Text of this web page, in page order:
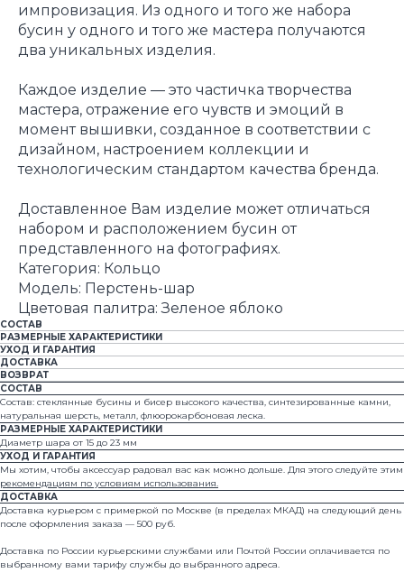
импровизация. Из одного и того же набора
бусин у одного и того же мастера получаются
два уникальных изделия.
Каждое изделие — это частичка творчества
мастера, отражение его чувств и эмоций в
момент вышивки, созданное в соответствии с
дизайном, настроением коллекции и
технологическим стандартом качества бренда.
Доставленное Вам изделие может отличаться
набором и расположением бусин от
представленного на фотографиях.
Категория: Кольцо
Модель: Перстень-шар
Цветовая палитра: Зеленое яблоко
СОСТАВ
РАЗМЕРНЫЕ ХАРАКТЕРИСТИКИ
УХОД И ГАРАНТИЯ
ДОСТАВКА
ВОЗВРАТ
СОСТАВ
Состав: стеклянные бусины и бисер высокого качества, синтезированные камни,
натуральная шерсть, металл, флюорокарбоновая леска.
РАЗМЕРНЫЕ ХАРАКТЕРИСТИКИ
Диаметр шара от 15 до 23 мм
УХОД И ГАРАНТИЯ
Мы хотим, чтобы аксессуар радовал вас как можно дольше. Для этого следуйте этим
рекомендациям по условиям использования.
ДОСТАВКА
Доставка курьером с примеркой по Москве (в пределах МКАД) на следующий день
после оформления заказа — 500 руб.
Доставка по России курьерскими службами или Почтой России оплачивается по
выбранному вами тарифу службы до выбранного адреса.
© 2024 all rights reserved